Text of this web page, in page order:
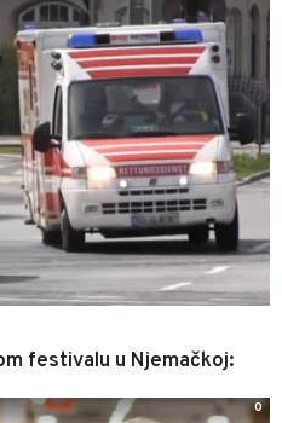
festivalu u Njemačkoj:
0